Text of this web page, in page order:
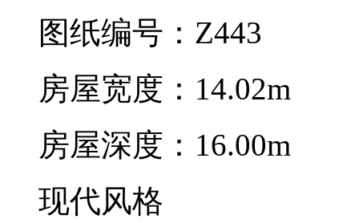
图纸编号：Z443
房屋宽度：14.02m
房屋深度：16.00m
现代风格